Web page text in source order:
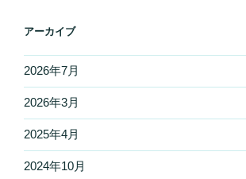
アーカイブ
2026年7月
2026年3月
2025年4月
2024年10月